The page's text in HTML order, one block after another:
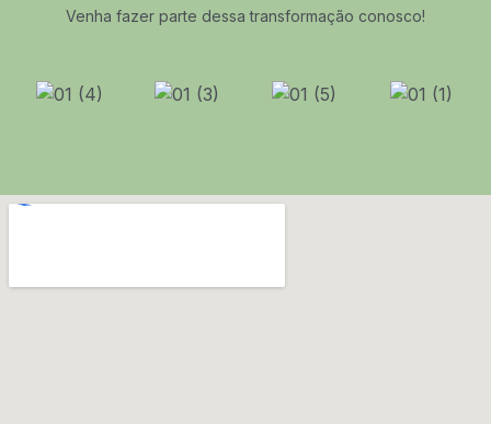
Venha fazer parte dessa transformação conosco!